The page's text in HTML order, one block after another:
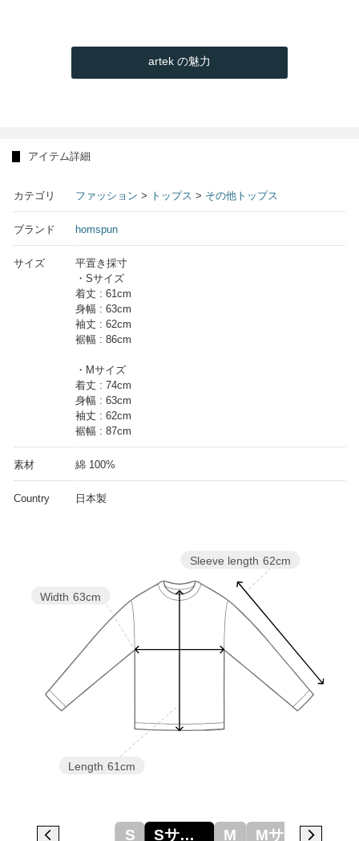
artek の魅力
アイテム詳細
カテゴリ ファッション > トップス > その他トップス
ブランド homspun
サイズ
平置き採寸
・Sサイズ
着丈 : 61cm
身幅 : 63cm
袖丈 : 62cm
裾幅 : 86cm
・Mサイズ
着丈 : 74cm
身幅 : 63cm
袖丈 : 62cm
裾幅 : 87cm
素材 綿 100%
Country 日本製
Sleeve length 62cm
Length 61cm
Width 63cm
S Sサイズ M